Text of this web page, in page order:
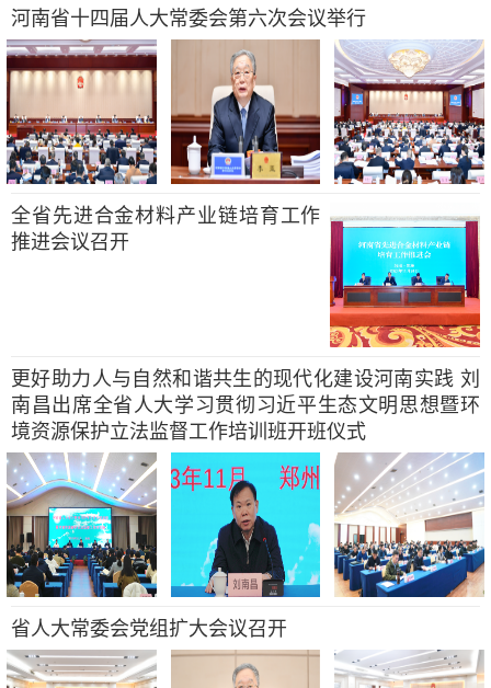
河南省十四届人大常委会第六次会议举行
全省先进合金材料产业链培育工作
推进会议召开
更好助力人与自然和谐共生的现代化建设河南实践 刘
南昌出席全省人大学习贯彻习近平生态文明思想暨环
境资源保护立法监督工作培训班开班仪式
省人大常委会党组扩大会议召开